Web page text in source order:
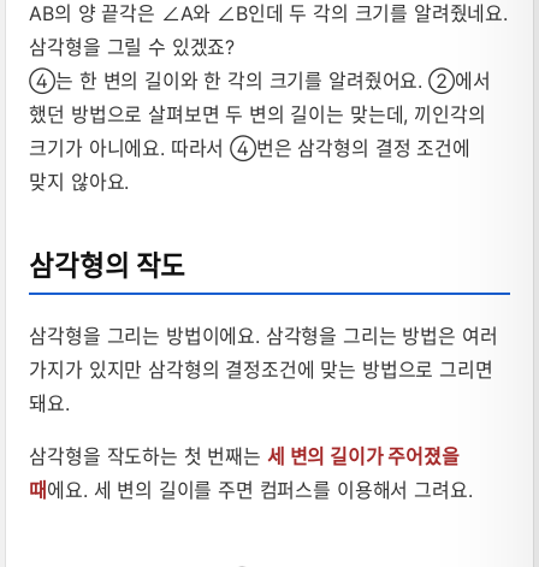
AB의 양 끝각은 ∠A와 ∠B인데 두 각의 크기를 알려줬네요.
삼각형을 그릴 수 있겠죠?
④는 한 변의 길이와 한 각의 크기를 알려줬어요. ②에서
했던 방법으로 살펴보면 두 변의 길이는 맞는데, 끼인각의
크기가 아니에요. 따라서 ④번은 삼각형의 결정 조건에
맞지 않아요.
삼각형의 작도
삼각형을 그리는 방법이에요. 삼각형을 그리는 방법은 여러
가지가 있지만 삼각형의 결정조건에 맞는 방법으로 그리면
돼요.
삼각형을 작도하는 첫 번째는 세 변의 길이가 주어졌을
때 에요. 세 변의 길이를 주면 컴퍼스를 이용해서 그려요.